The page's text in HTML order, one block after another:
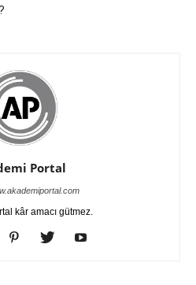
Portal
kâr amacı gütmez.